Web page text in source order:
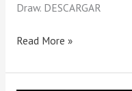
Draw. DESCARGAR
Read More »